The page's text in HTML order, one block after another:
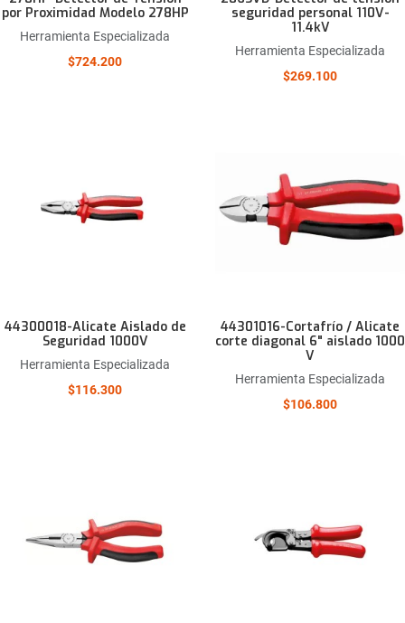
por Proximidad Modelo 278HP
Herramienta Especializada
$724.200
seguridad personal 110V-
11.4kV
Herramienta Especializada
$269.100
Comparar este producto
Quick View
44300018-Alicate Aislado de
Seguridad 1000V
Herramienta Especializada
$116.300
44301016-Cortafrío / Alicate
corte diagonal 6" aislado 1000
V
Herramienta Especializada
$106.800
Quick View